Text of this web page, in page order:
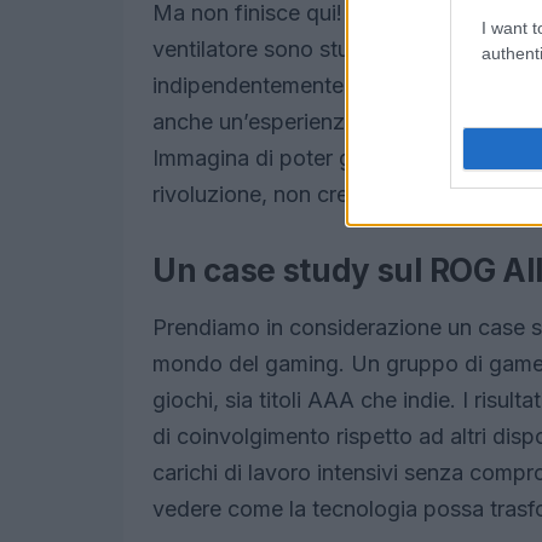
I want
Ma non finisce qui! La tecnologia di
ventilatore sono studiati per
indipendentemente dall’orientamento.
anche un’esperienza di gioco più
Immagina di poter giocare per ore
rivoluzione, non credi?
Un case study sul ROG
Prendiamo in considerazione un case
mondo del gaming. Un gruppo di
giochi, sia titoli AAA che indie. I
di coinvolgimento rispetto ad altri
carichi di lavoro intensivi senza
vedere come la tecnologia possa